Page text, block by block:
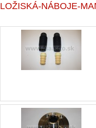
LOŽISKÁ-NÁBOJE-